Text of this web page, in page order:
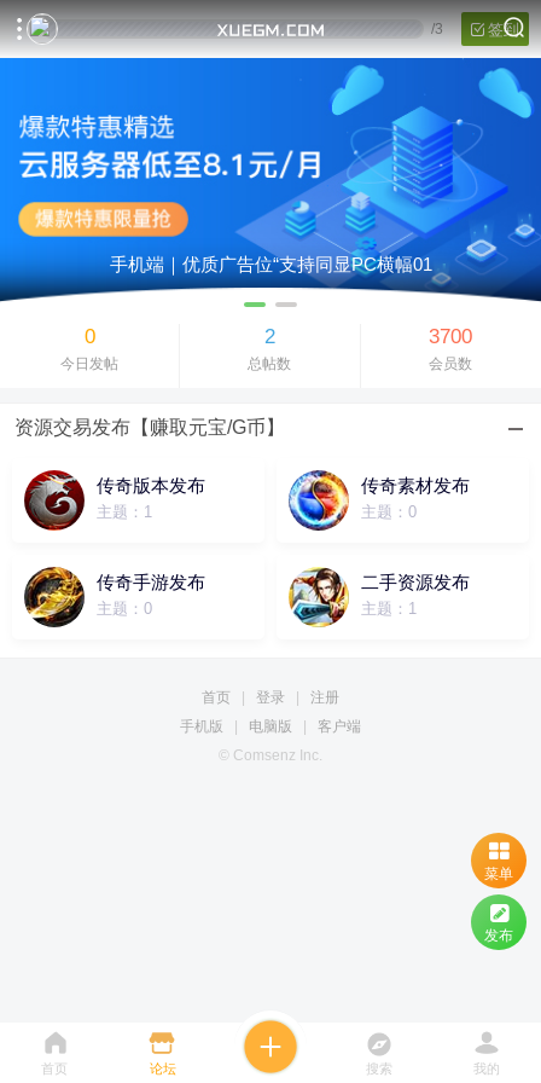
/3 签到
手机端｜优质广告位“支持同显PC横幅01
0
今日发帖
2
总帖数
3700
会员数
资源交易发布【赚取元宝/G币】
传奇版本发布
主题：1
传奇素材发布
主题：0
传奇手游发布
主题：0
二手资源发布
主题：1
首页 登录
注册
手机版
电脑版
客户端
© Comsenz Inc.
首页 论坛 搜索 我的
菜单
发布